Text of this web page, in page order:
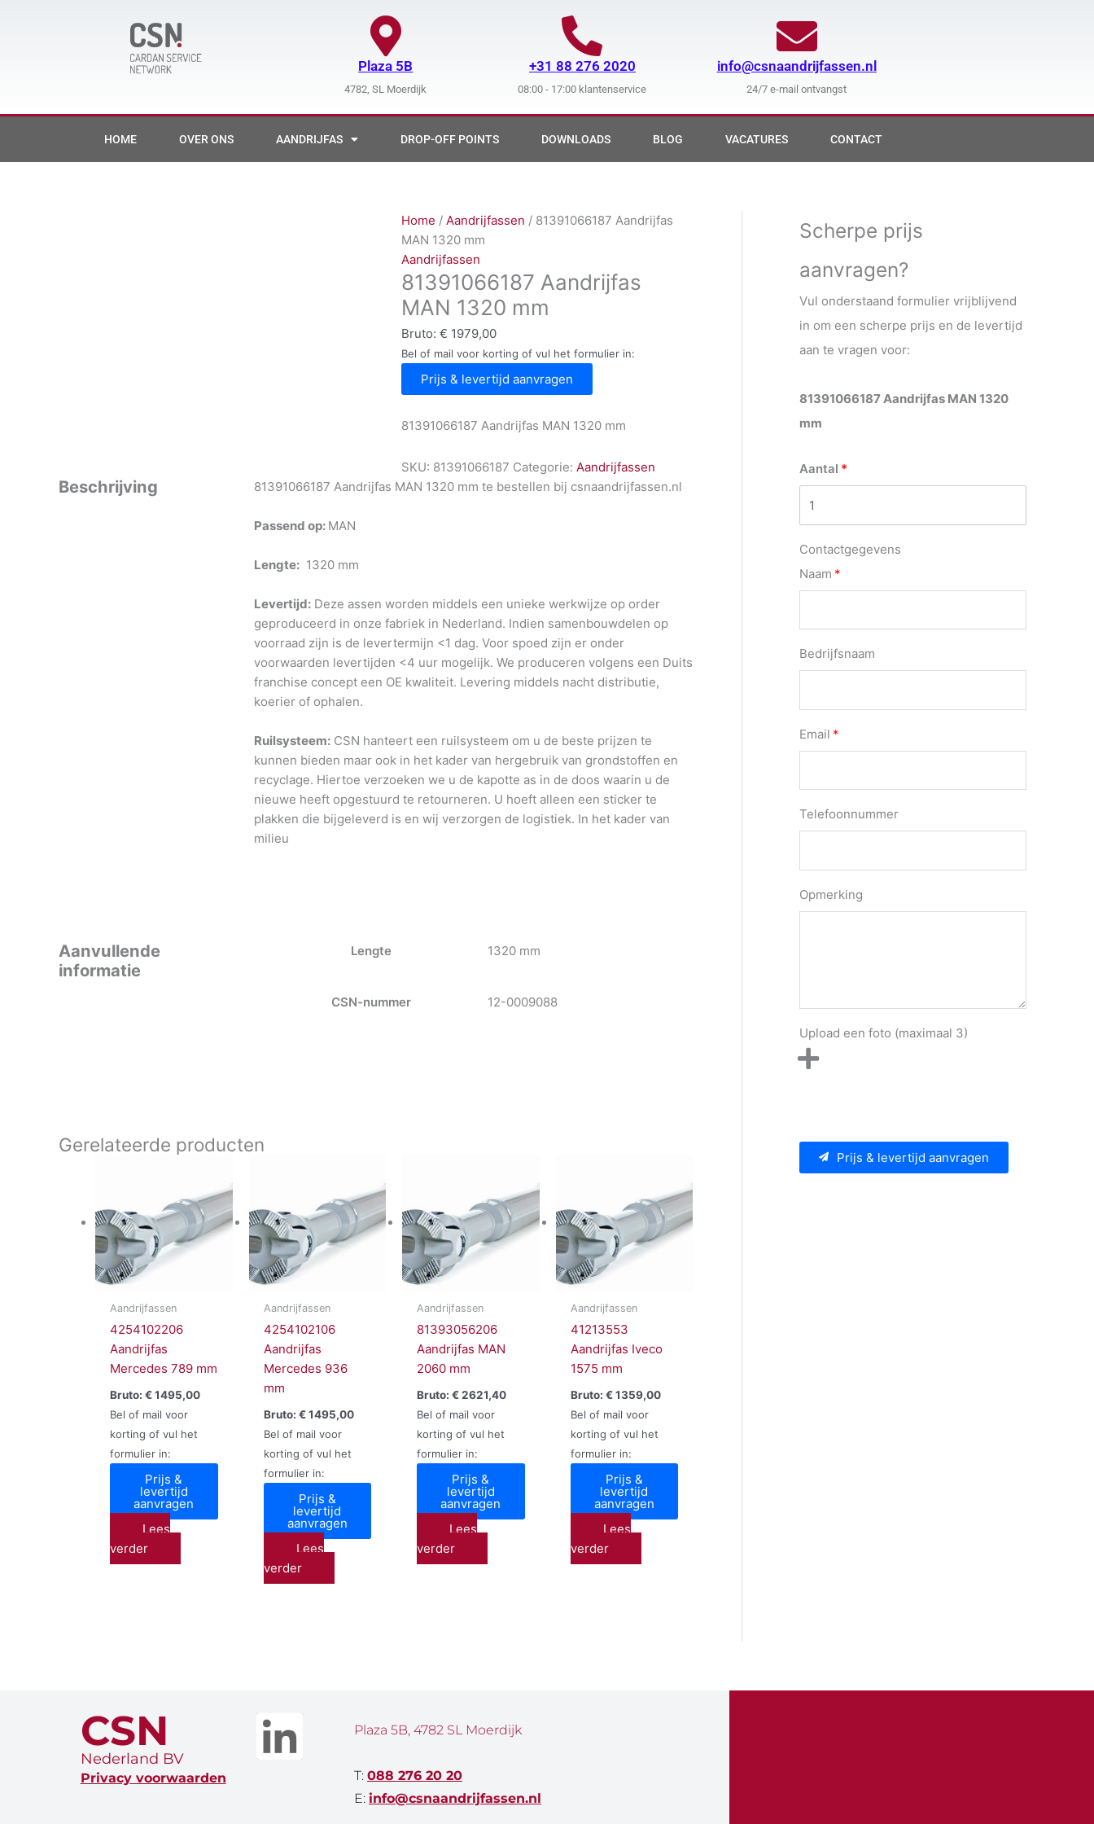
Plaza 5B
4782, SL Moerdijk
+31 88 276 2020
08:00 - 17:00 klantenservice
info@csnaandrijfassen.nl
24/7 e-mail ontvangst
HOME OVER ONS AANDRIJFAS DROP-OFF POINTS DOWNLOADS BLOG VACATURES CONTACT
Home / Aandrijfassen / 81391066187 Aandrijfas
MAN 1320 mm
Aandrijfassen
81391066187 Aandrijfas
MAN 1320 mm
Bruto: € 1979,00
Bel of mail voor korting of vul het formulier in:
Prijs & levertijd aanvragen
81391066187 Aandrijfas MAN 1320 mm
SKU: 81391066187 Categorie: Aandrijfassen
Beschrijving 81391066187 Aandrijfas MAN 1320 mm te bestellen bij csnaandrijfassen.nl
Passend op: MAN
Lengte: 1320 mm
Levertijd: Deze assen worden middels een unieke werkwijze op order
geproduceerd in onze fabriek in Nederland. Indien samenbouwdelen op
voorraad zijn is de levertermijn <1 dag. Voor spoed zijn er onder
voorwaarden levertijden <4 uur mogelijk. We produceren volgens een Duits
franchise concept een OE kwaliteit. Levering middels nacht distributie,
koerier of ophalen.
Ruilsysteem: CSN hanteert een ruilsysteem om u de beste prijzen te
kunnen bieden maar ook in het kader van hergebruik van grondstoffen en
recyclage. Hiertoe verzoeken we u de kapotte as in de doos waarin u de
nieuwe heeft opgestuurd te retourneren. U hoeft alleen een sticker te
plakken die bijgeleverd is en wij verzorgen de logistiek. In het kader van
milieu
Aanvullende
informatie
Lengte 1320 mm
CSN-nummer 12-0009088
Gerelateerde producten
Aandrijfassen
4254102206
Aandrijfas
Mercedes 789 mm
Bruto: €1495,00
Bel of mail voor
korting of vul het
formulier in:
Prijs &
levertijd
aanvragen
Lees
verder
Aandrijfassen
4254102106
Aandrijfas
Mercedes 936
mm
Bruto: €1495,00
Bel of mail voor
korting of vul het
formulier in:
Prijs &
levertijd
aanvragen
Lees
verder
Aandrijfassen
81393056206
Aandrijfas MAN
2060 mm
Bruto: €2621,40
Bel of mail voor
korting of vul het
formulier in:
Prijs &
levertijd
aanvragen
Lees
verder
Aandrijfassen
41213553
Aandrijfas Iveco
1575 mm
Bruto: €1359,00
Bel of mail voor
korting of vul het
formulier in:
Prijs &
levertijd
aanvragen
Lees
verder
Scherpe prijs
aanvragen?
Vul onderstaand formulier vrijblijvend
in om een scherpe prijs en de levertijd
aan te vragen voor:
81391066187 Aandrijfas MAN 1320
mm
Aantal
Contactgegevens
Naam
Bedrijfsnaam
Email
Telefoonnummer
Opmerking
Upload een foto (maximaal 3)
Prijs & levertijd aanvragen
CSN
Nederland BV
Privacy voorwaarden
Plaza 5B, 4782 SL Moerdijk
T: 088 276 20 20
E: info@csnaandrijfassen.nl